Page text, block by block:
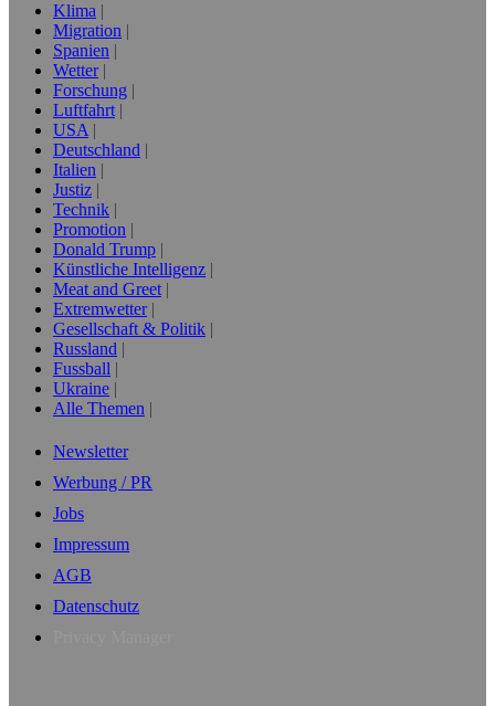
Klima
Migration
Spanien
Wetter
Forschung
Luftfahrt
USA
Deutschland
Italien
Justiz
Technik
Promotion
Donald Trump
Künstliche Intelligenz
Meat and Greet
Extremwetter
Gesellschaft & Politik
Russland
Fussball
Ukraine
Alle Themen
Newsletter
Werbung / PR
Jobs
Impressum
AGB
Datenschutz